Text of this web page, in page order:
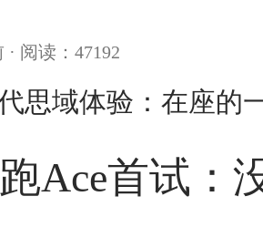
· 阅读：47192
Ace首试：